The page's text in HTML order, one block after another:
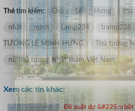
Thẻ tìm kiếm: Chủ Lê Hưng thu
nhật mình Lamp234 tramp236
TƯỚNG LÊ MINH HƯNG Thủ tướng
nữ thủ tướng Nhật thăm Việt Nam
Xem các tin khác:
Đề xuất dự &#225;n bất